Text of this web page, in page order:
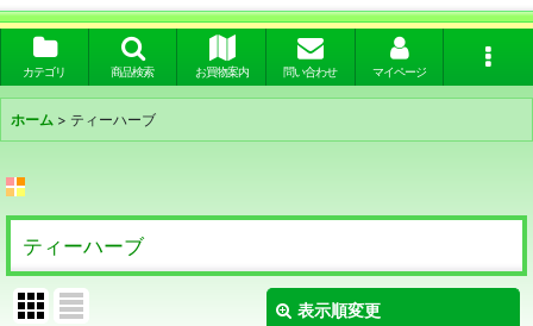
カテゴリ 商品検索 お買物案内 問い合わせ マイページ
ホーム > ティーハーブ
ティーハーブ
表示順変更